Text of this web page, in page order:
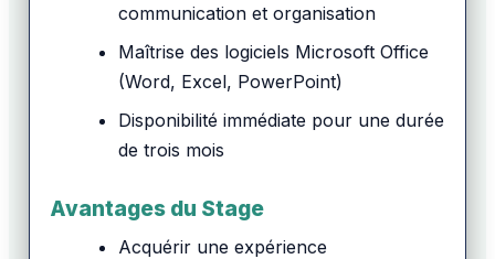
communication et organisation
Maîtrise des logiciels Microsoft Office
(Word, Excel, PowerPoint)
Disponibilité immédiate pour une durée
de trois mois
Avantages du Stage
Acquérir une expérience